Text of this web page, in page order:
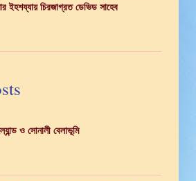
ইহশয্যায় চিরজাগ্রত ডেভিড সাহেব
ও সোনালী বেলাভূমি